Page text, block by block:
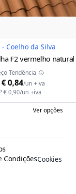
- Coelho da Silva
F2 vermelho natural
Tendência
€ 0,84/un +iva
€ 0,90/un +iva
Ver opções
CondiçõesCookies